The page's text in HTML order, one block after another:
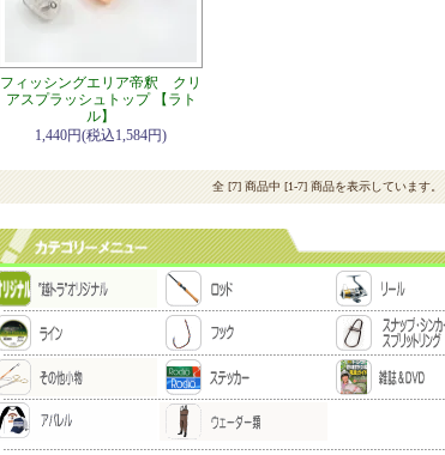
フィッシングエリア帝釈 クリ
アスプラッシュトップ 【ラト
ル】
1,440円(税込1,584円)
全 [7] 商品中 [1-7] 商品を表示しています。